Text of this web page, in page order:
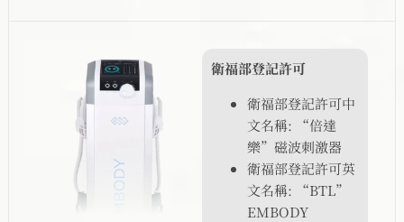
衛福部登記許可
衛福部登記許可中
文名稱: “倍達
樂”磁波刺激器
衛福部登記許可英
文名稱: “BTL”
EMBODY